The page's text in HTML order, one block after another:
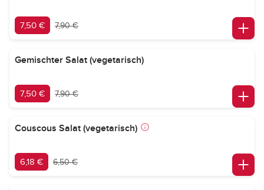
7,50 € 7,90 €
Gemischter Salat (vegetarisch)
7,50 € 7,90 €
Couscous Salat (vegetarisch)
6,18 € 6,50 €